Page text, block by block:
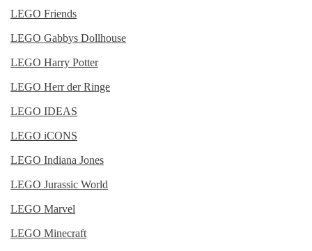
LEGO Friends
LEGO Gabbys Dollhouse
LEGO Harry Potter
LEGO Herr der Ringe
LEGO IDEAS
LEGO iCONS
LEGO Indiana Jones
LEGO Jurassic World
LEGO Marvel
LEGO Minecraft